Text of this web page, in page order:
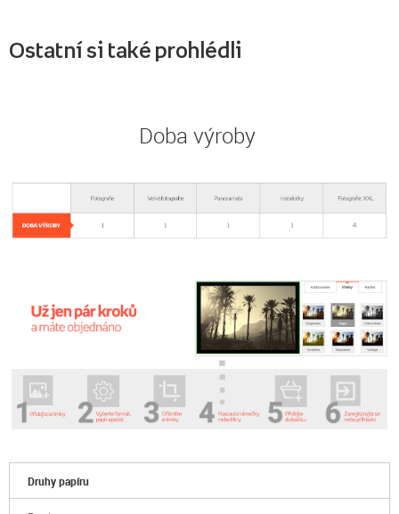
Ostatní si také prohlédli
Doba výroby
Druhy papíru